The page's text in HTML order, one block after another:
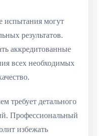
испытания могут
результатов.
аккредитованные
всех необходимых
требует детального
Профессиональный
избежать